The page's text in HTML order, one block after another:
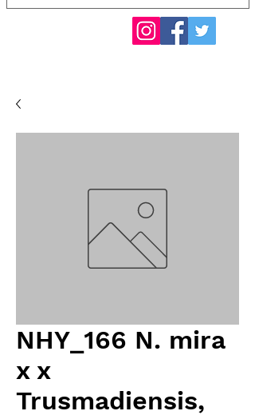
NHY_166 N. mira
x x
Trusmadiensis,